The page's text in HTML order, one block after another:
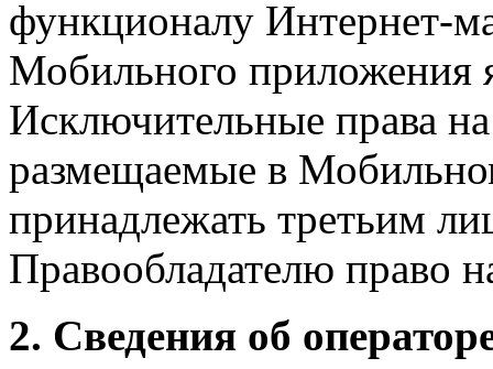
функционалу Интернет-
Мобильного приложения
Исключительные права
размещаемые в
принадлежать третьим
Правообладателю право
2. Сведения об